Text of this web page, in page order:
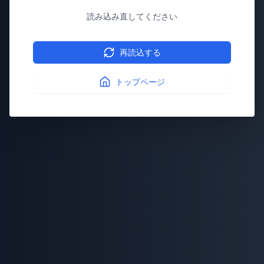
読み込み直してください
再読込する
トップページ